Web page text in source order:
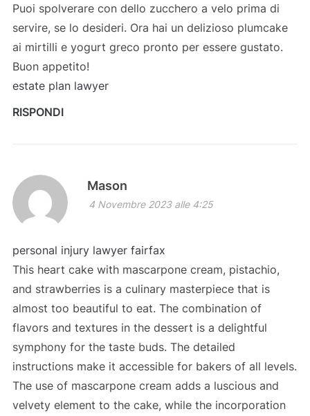
Puoi spolverare con dello zucchero a velo prima di
servire, se lo desideri. Ora hai un delizioso plumcake
ai mirtilli e yogurt greco pronto per essere gustato.
Buon appetito!
estate plan lawyer
RISPONDI
Mason
4 Novembre 2023 alle 4:25
personal injury lawyer fairfax
This heart cake with mascarpone cream, pistachio,
and strawberries is a culinary masterpiece that is
almost too beautiful to eat. The combination of
flavors and textures in the dessert is a delightful
symphony for the taste buds. The detailed
instructions make it accessible for bakers of all levels.
The use of mascarpone cream adds a luscious and
velvety element to the cake, while the incorporation